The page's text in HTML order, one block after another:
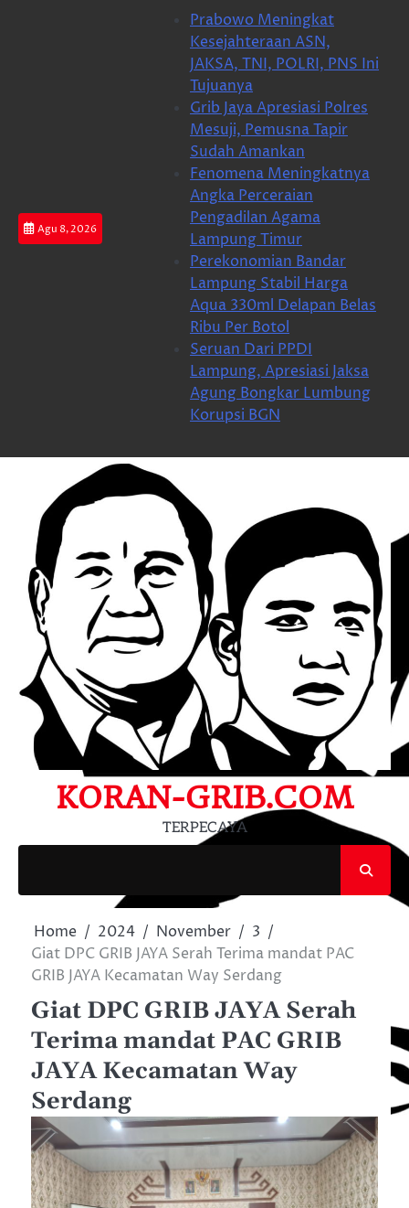
Agu 8, 2026
Prabowo Meningkat
Kesejahteraan ASN,
JAKSA, TNI, POLRI, PNS Ini
Tujuanya
Grib Jaya Apresiasi Polres
Mesuji, Pemusna Tapir
Sudah Amankan
Fenomena Meningkatnya
Angka Perceraian
Pengadilan Agama
Lampung Timur
Perekonomian Bandar
Lampung Stabil Harga
Aqua 330ml Delapan Belas
Ribu Per Botol
Seruan Dari PPDI
Lampung, Apresiasi Jaksa
Agung Bongkar Lumbung
Korupsi BGN
KORAN-GRIB.COM
TERPECAYA
Home 2024 November
3
Giat DPC GRIB JAYA Serah Terima mandat PAC
GRIB JAYA Kecamatan Way Serdang
Giat DPC GRIB JAYA Serah
Terima mandat PAC GRIB
JAYA Kecamatan Way
Serdang